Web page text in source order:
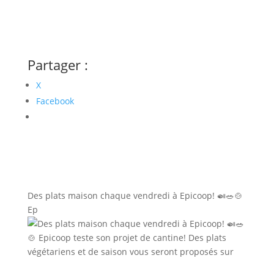
Partager :
X
Facebook
Des plats maison chaque vendredi à Epicoop! 🍛🥗🍲
Ep